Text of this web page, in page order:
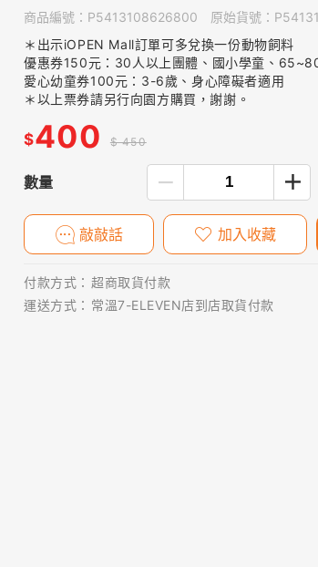
商品編號： P5413108626800 原始貨號：
＊ 出示iOPEN Mall訂單可多兌換一份動物飼料
優惠券150元：30人以上團體、國小學童、
愛心幼童券100元：3-6歲、身心障礙者適用
＊以上票券請另行向園方購買，謝謝。
$400 $ 450
數量
敲敲話 加入收藏
付款方式： 超商取貨付款
運送方式： 常溫7-ELEVEN店到店取貨付款